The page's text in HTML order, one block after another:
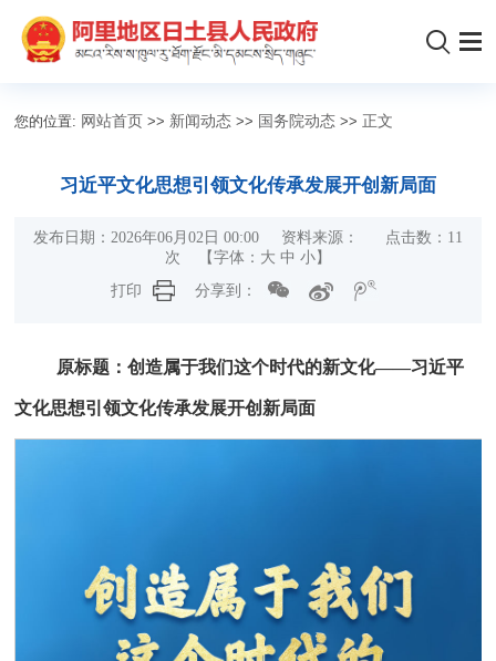
您的位置: 网站首页 >> 新闻动态 >> 国务院动态 >> 正文
习近平文化思想引领文化传承发展开创新局面
发布日期：2026年06月02日 00:00 资料来源： 点击数： 11
次
【字体： 大 中 小】
打印
分享到：
原标题：创造属于我们这个时代的新文化——习近平
文化思想引领文化传承发展开创新局面